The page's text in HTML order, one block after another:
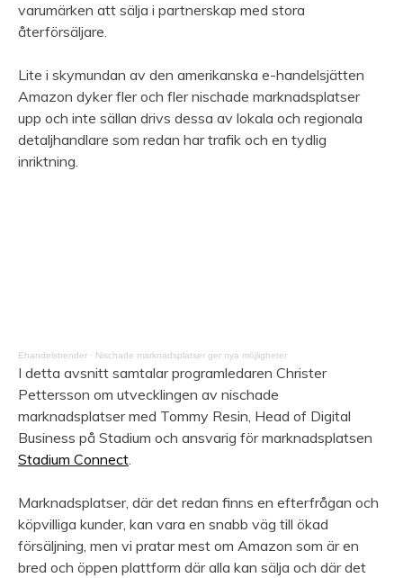
varumärken att sälja i partnerskap med stora
återförsäljare.
Lite i skymundan av den amerikanska e-handelsjätten
Amazon dyker fler och fler nischade marknadsplatser
upp och inte sällan drivs dessa av lokala och regionala
detaljhandlare som redan har trafik och en tydlig
inriktning.
Ehandelstrender · Nischade marknadsplatser ger nya möjligheter
I detta avsnitt samtalar programledaren Christer
Pettersson om utvecklingen av nischade
marknadsplatser med Tommy Resin, Head of Digital
Business på Stadium och ansvarig för marknadsplatsen
Stadium Connect.
Marknadsplatser, där det redan finns en efterfrågan och
köpvilliga kunder, kan vara en snabb väg till ökad
försäljning, men vi pratar mest om Amazon som är en
bred och öppen plattform där alla kan sälja och där det